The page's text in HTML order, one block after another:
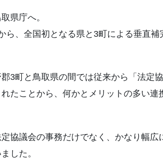
県庁へ。
ら、全国初となる県と3町による垂直補
3町と鳥取県の間では従来から「法定
たことから、何かとメリットの多い連
協議会の事務だけでなく、かなり幅
した。